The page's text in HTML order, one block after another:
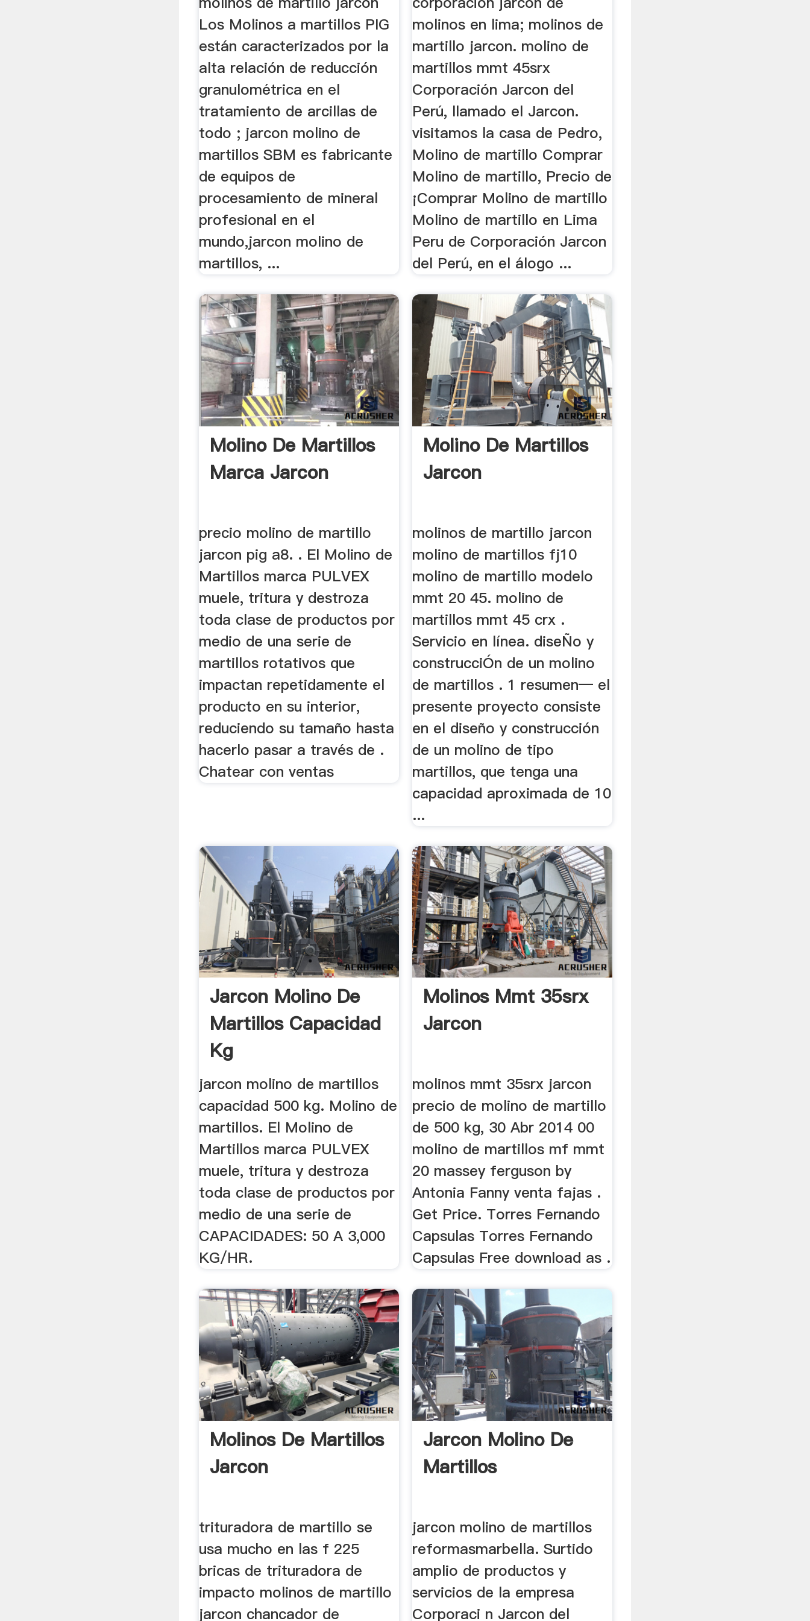
Los Molinos a martillos PIG
están caracterizados por la
alta relación de reducción
granulométrica en el
tratamiento de arcillas de
todo ; jarcon molino de
martillos SBM es fabricante
de equipos de
procesamiento de mineral
profesional en el
mundo,jarcon molino de
martillos, ...
molinos en lima; molinos de
martillo jarcon. molino de
martillos mmt 45srx
Corporación Jarcon del
Perú, llamado el Jarcon.
visitamos la casa de Pedro,
Molino de martillo Comprar
Molino de martillo, Precio de
¡Comprar Molino de martillo
Molino de martillo en Lima
Peru de Corporación Jarcon
del Perú, en el álogo ...
Molino De Martillos
Marca Jarcon
precio molino de martillo
jarcon pig a8. . El Molino de
Martillos marca PULVEX
muele, tritura y destroza
toda clase de productos por
medio de una serie de
martillos rotativos que
impactan repetidamente el
producto en su interior,
reduciendo su tamaño hasta
hacerlo pasar a través de .
Chatear con ventas
Molino De Martillos
Jarcon
molinos de martillo jarcon
molino de martillos fj10
molino de martillo modelo
mmt 20 45. molino de
martillos mmt 45 crx .
Servicio en línea. diseÑo y
construcciÓn de un molino
de martillos . 1 resumen— el
presente proyecto consiste
en el diseño y construcción
de un molino de tipo
martillos, que tenga una
capacidad aproximada de 10
...
Jarcon Molino De
Martillos Capacidad
Kg
jarcon molino de martillos
capacidad 500 kg. Molino de
martillos. El Molino de
Martillos marca PULVEX
muele, tritura y destroza
toda clase de productos por
medio de una serie de
CAPACIDADES: 50 A 3,000
KG/HR.
Molinos Mmt 35srx
Jarcon
molinos mmt 35srx jarcon
precio de molino de martillo
de 500 kg, 30 Abr 2014 00
molino de martillos mf mmt
20 massey ferguson by
Antonia Fanny venta fajas .
Get Price. Torres Fernando
Capsulas Torres Fernando
Capsulas Free download as .
Molinos De Martillos
Jarcon
trituradora de martillo se
usa mucho en las f 225
bricas de trituradora de
impacto molinos de martillo
jarcon chancador de
Jarcon Molino De
Martillos
jarcon molino de martillos
reformasmarbella. Surtido
amplio de productos y
servicios de la empresa
Corporaci n Jarcon del